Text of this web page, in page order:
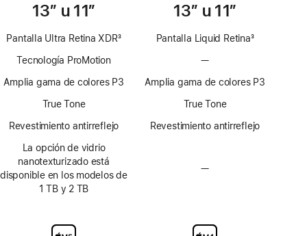
13” u 11”
Pantalla Ultra Retina XDR
pie
3
Tecnología ProMotion
Amplia gama de colores P3
True Tone
Revestimiento antirreflejo
La opción de vidrio
nanotexturizado está
disponible en los modelos de
1 TB y 2 TB
13” u 11”
Pantalla Liquid Retina
pie
3
—Sin
ProMotion
Amplia gama de colores P3
True Tone
Revestimiento antirreflejo
—Sin
de